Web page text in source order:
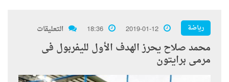
رياضة 2019-01-12
18:36 التعليقات
محمد صلاح يحرز الهدف الأول لليفربول فى
مرمى برايتون